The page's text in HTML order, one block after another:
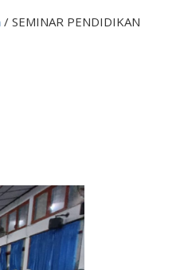
/ SEMINAR PENDIDIKAN